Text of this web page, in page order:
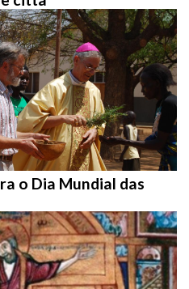
o Dia Mundial das